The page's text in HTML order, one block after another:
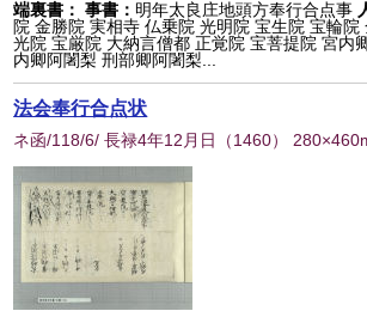
端裏書： 事書： 明年太良庄地頭方奉行合点事
院 金勝院 実相寺 仏乗院 光明院 宝生院 宝輪院
光院 宝厳院 大納言僧都 正覚院 宝菩提院 宮内
内卿阿闍梨 刑部卿阿闍梨...
法会奉行合点状
ネ函/118/6/ 長禄4年12月日 （1460）